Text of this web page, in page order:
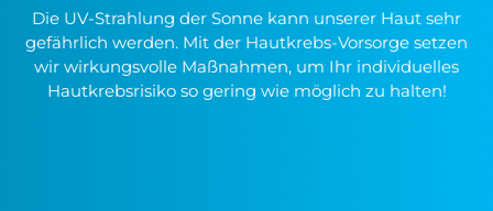
Die UV-Strahlung der Sonne kann unserer Haut sehr
gefährlich werden. Mit der Hautkrebs-Vorsorge setzen
wir wirkungsvolle Maßnahmen, um Ihr individuelles
Hautkrebsrisiko so gering wie möglich zu halten!